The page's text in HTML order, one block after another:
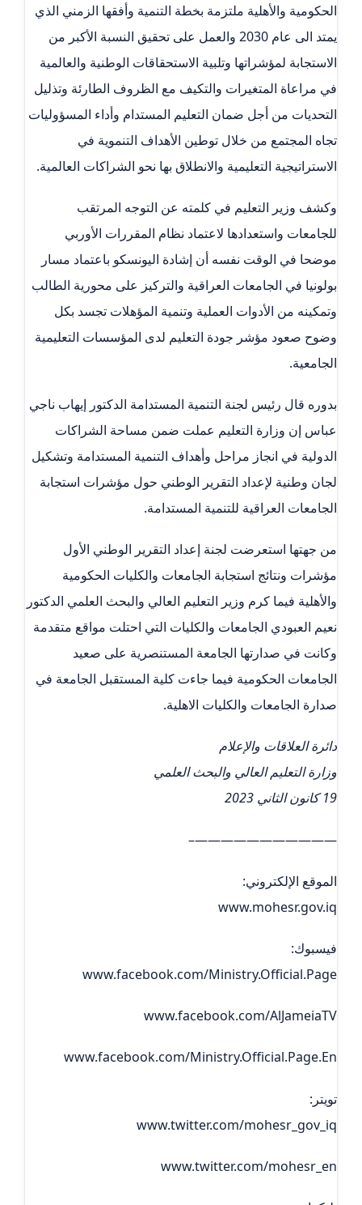
الحكومية والأهلية ملتزمة بخطة التنمية وأفقها الزمني الذي
يمتد الى عام 2030 والعمل على تحقيق النسبة الأكبر من
الاستجابة لمؤشراتها وتلبية الاستحقاقات الوطنية والعالمية
في مراعاة المتغيرات والتكيف مع الظروف الطارئة وتذليل
التحديات من أجل ضمان التعليم المستدام وأداء المسؤوليات
تجاه المجتمع من خلال توطين الأهداف التنموية في
الاستراتيجية التعليمية والانطلاق بها نحو الشراكات العالمية.
وكشف وزير التعليم في كلمته عن التوجه المرتقب
للجامعات واستعدادها لاعتماد نظام المقررات الأوربي
موضحا في الوقت نفسه أن إشادة اليونسكو باعتماد مسار
بولونيا في الجامعات العراقية والتركيز على محورية الطالب
وتمكينه من الأدوات العملية وتنمية المؤهلات تجسد بكل
وضوح صعود مؤشر جودة التعليم لدى المؤسسات التعليمية
الجامعية.
بدوره قال رئيس لجنة التنمية المستدامة الدكتور إيهاب ناجي
عباس إن وزارة التعليم عملت ضمن مساحة الشراكات
الدولية في انجاز مراحل وأهداف التنمية المستدامة وتشكيل
لجان وطنية لإعداد التقرير الوطني حول مؤشرات استجابة
الجامعات العراقية للتنمية المستدامة.
من جهتها استعرضت لجنة إعداد التقرير الوطني الأول
مؤشرات ونتائج استجابة الجامعات والكليات الحكومية
والأهلية فيما كرم وزير التعليم العالي والبحث العلمي الدكتور
نعيم العبودي الجامعات والكليات التي احتلت مواقع متقدمة
وكانت في صدارتها الجامعة المستنصرية على صعيد
الجامعات الحكومية فيما جاءت كلية المستقبل الجامعة في
صدارة الجامعات والكليات الاهلية.
دائرة العلاقات والإعلام
وزارة التعليم العالي والبحث العلمي
19 كانون الثاني 2023
———————————–
الموقع الإلكتروني:
www.mohesr.gov.iq
فيسبوك:
www.facebook.com/Ministry.Official.Page
www.facebook.com/AlJameiaTV
www.facebook.com/Ministry.Official.Page.En
تويتر:
www.twitter.com/mohesr_gov_iq
www.twitter.com/mohesr_en